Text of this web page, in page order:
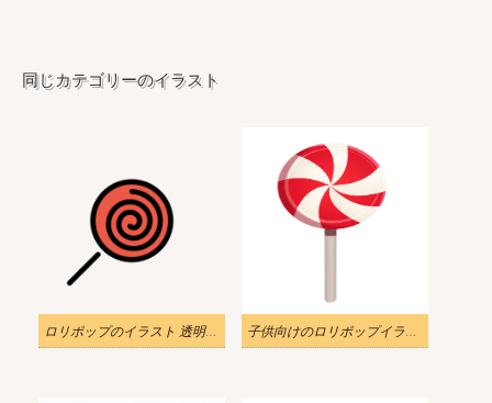
同じカテゴリーのイラスト
ロリポップのイラスト 透明な背景 3 子供向けのロリポップイラスト無料 2